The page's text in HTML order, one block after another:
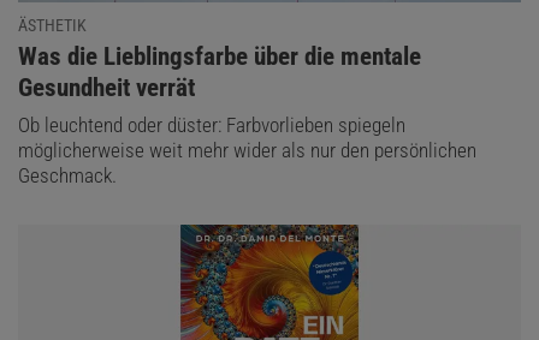
ÄSTHETIK
:
Was die Lieblingsfarbe über die mentale
Gesundheit verrät
Ob leuchtend oder düster: Farbvorlieben spiegeln
möglicherweise weit mehr wider als nur den persönlichen
Geschmack.